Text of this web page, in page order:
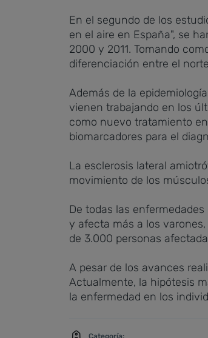
En el segundo de los
en el aire en España", se
2000 y 2011. Tomando
diferenciación entre el
Además de la
vienen trabajando en los
como nuevo tratamiento
biomarcadores para el
La esclerosis lateral
movimiento de los
De todas las
y afecta más a los
de 3.000 personas
A pesar de los avances
Actualmente, la hipótesis
la enfermedad en los
Categoría: